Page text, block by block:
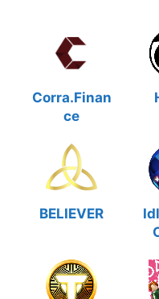
Corra.Finan
ce
BELIEVER